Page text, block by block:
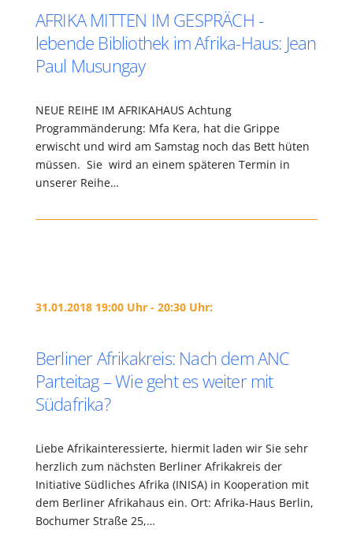
AFRIKA MITTEN IM GESPRÄCH -
lebende Bibliothek im Afrika-Haus: Jean
Paul Musungay
NEUE REIHE IM AFRIKAHAUS Achtung
Programmänderung: Mfa Kera, hat die Grippe
erwischt und wird am Samstag noch das Bett hüten
müssen. Sie wird an einem späteren Termin in
unserer Reihe…
31.01.2018 19:00 Uhr - 20:30 Uhr:
Berliner Afrikakreis: Nach dem ANC
Parteitag – Wie geht es weiter mit
Südafrika?
Liebe Afrikainteressierte, hiermit laden wir Sie sehr
herzlich zum nächsten Berliner Afrikakreis der
Initiative Südliches Afrika (INISA) in Kooperation mit
dem Berliner Afrikahaus ein. Ort: Afrika-Haus Berlin,
Bochumer Straße 25,…